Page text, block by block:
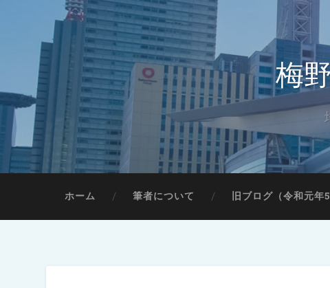
梅
ホーム 筆者について 旧ブログ（令和元年5